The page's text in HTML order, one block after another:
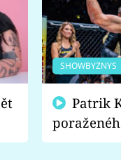
SHOWBYZNYS
fanoušci